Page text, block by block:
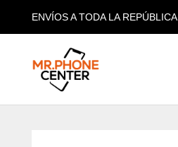
ENVÍOS A TODA LA REPÚBLICA